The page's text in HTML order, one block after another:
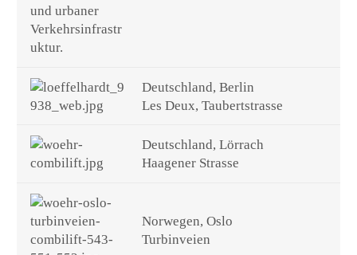
Deutschland, Berlin
Les Deux, Taubertstrasse
Deutschland, Lörrach
Haagener Strasse
Norwegen, Oslo
Turbinveien